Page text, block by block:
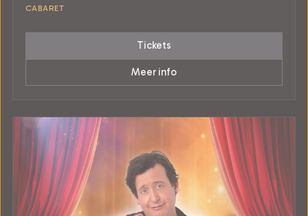
CABARET
Tickets
Meer info